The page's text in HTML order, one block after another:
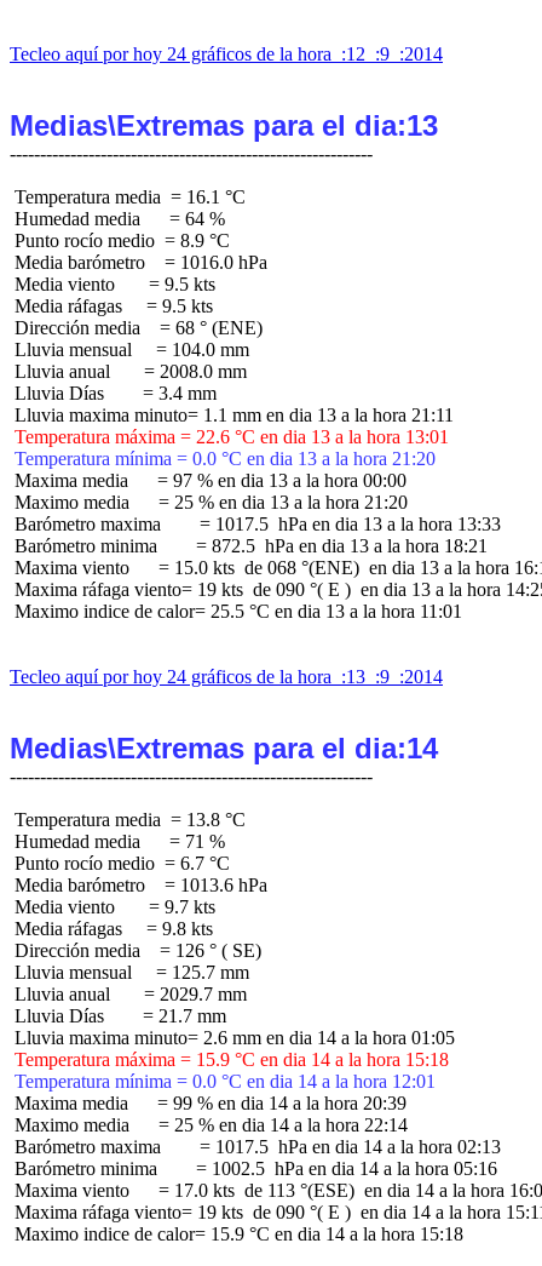
Tecleo aquí por hoy 24 gráficos de la hora  :12  :9  :2014
Medias\Extremas para el dia:13
Temperatura media  = 16.1 °C
Humedad media      = 64 %
Punto rocío medio  = 8.9 °C
Media barómetro    = 1016.0 hPa
Media viento       = 9.5 kts
Media ráfagas     = 9.5 kts
Dirección media    = 68 ° (ENE)
Lluvia mensual     = 104.0 mm
Lluvia anual       = 2008.0 mm
Lluvia Días        = 3.4 mm
Temperatura máxima = 22.6 °C en dia 13 a la hora 13:01
Temperatura mínima = 0.0 °C en dia 13 a la hora 21:20
Maxima media      = 97 % en dia 13 a la hora 00:00
Maximo media      = 25 % en dia 13 a la hora 21:20
Barómetro maxima        = 1017.5  hPa en dia 13 a la hora 13:33
Barómetro minima        = 872.5  hPa en dia 13 a la hora 18:21
Maxima viento      = 15.0 kts  de 068 °(ENE)  en dia 13 a la hora
Maxima ráfaga viento= 19 kts  de 090 °( E )  en dia 13 a la hora
Maximo indice de calor= 25.5 °C en dia 13 a la hora 11:01
Tecleo aquí por hoy 24 gráficos de la hora  :13  :9  :2014
Medias\Extremas para el dia:14
Temperatura media  = 13.8 °C
Humedad media      = 71 %
Punto rocío medio  = 6.7 °C
Media barómetro    = 1013.6 hPa
Media viento       = 9.7 kts
Media ráfagas     = 9.8 kts
Dirección media    = 126 ° ( SE)
Lluvia mensual     = 125.7 mm
Lluvia anual       = 2029.7 mm
Lluvia Días        = 21.7 mm
Temperatura máxima = 15.9 °C en dia 14 a la hora 15:18
Temperatura mínima = 0.0 °C en dia 14 a la hora 12:01
Maxima media      = 99 % en dia 14 a la hora 20:39
Maximo media      = 25 % en dia 14 a la hora 22:14
Barómetro maxima        = 1017.5  hPa en dia 14 a la hora 02:13
Barómetro minima        = 1002.5  hPa en dia 14 a la hora 05:16
Maxima viento      = 17.0 kts  de 113 °(ESE)  en dia 14 a la hora
Maxima ráfaga viento= 19 kts  de 090 °( E )  en dia 14 a la hora
Maximo indice de calor= 15.9 °C en dia 14 a la hora 15:18